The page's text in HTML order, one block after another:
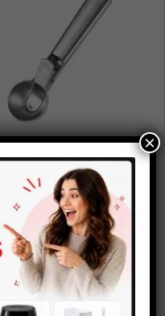
CUCHARA PARA
HELADOS
$
10.200
AÑADIR AL CARRITO
×